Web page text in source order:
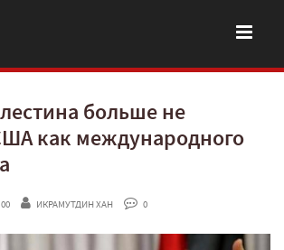
больше не
как международного
ИКРАМУТДИН ХАН 0